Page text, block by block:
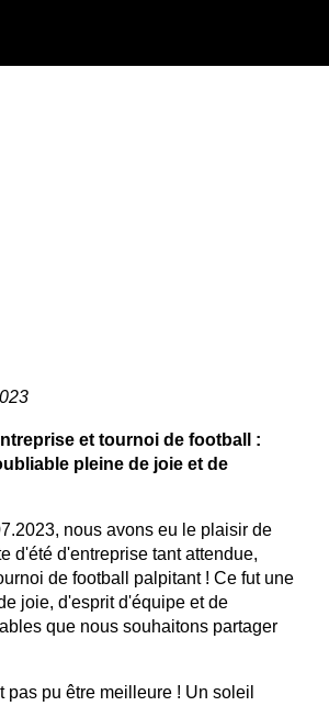
et tournoi de football :
pleine de joie et de
nous avons eu le plaisir de
d'été d'entreprise tant attendue,
de football palpitant ! Ce fut une
joie, d'esprit d'équipe et de
que nous souhaitons partager
pas pu être meilleure ! Un soleil